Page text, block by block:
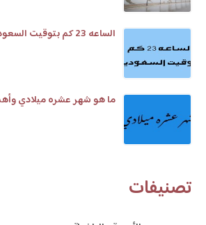
الساعه 23 كم بتوقيت السعودية
ما هو شهر عشره ميلادي
تصنيفات